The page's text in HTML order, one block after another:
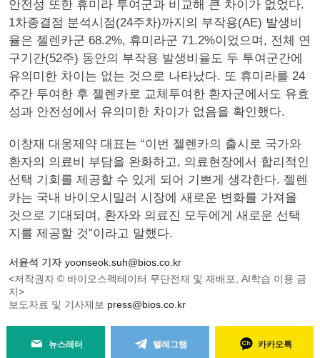
안전성 또한 휴미라 투여군과 비교해 큰 차이가 없었다.
1차종결점 분석시점(24주차)까지의 부작용(AE) 발생비
율은 젤렌카군 68.2%, 휴미라군 71.2%이었으며, 전체 연
구기간(52주) 동안의 부작용 발생비율도 두 투여군간에
유의미한 차이는 없는 것으로 나타났다. 또 휴미라를 24
주간 투여한 후 젤렌카로 교체투여한 환자군에서도 유효
성과 안전성에서 유의미한 차이가 없음을 확인했다.
이창재 대웅제약 대표는 “이번 젤렌카의 출시로 국가와
환자의 의료비 부담을 완화하고, 의료현장에서 합리적인
선택 기회를 제공할 수 있게 되어 기쁘게 생각한다. 젤렌
카는 국내 바이오시밀러 시장에 새로운 변화를 가져올
것으로 기대되며, 환자와 의료진 모두에게 새로운 선택
지를 제공할 것”이라고 말했다.
서윤석 기자 yoonseok.suh@bios.co.kr
<저작권자 © 바이오스펙테이터 무단전재 및 재배포, AI학습 이용 금
지>
보도자료 및 기사제보 press@bios.co.kr
뉴스레터 텔레그램 카카오톡